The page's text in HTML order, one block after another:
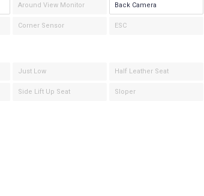
Around View Monitor Back Camera
Corner Sensor ESC
Just Low Half Leather Seat
Side Lift Up Seat Sloper